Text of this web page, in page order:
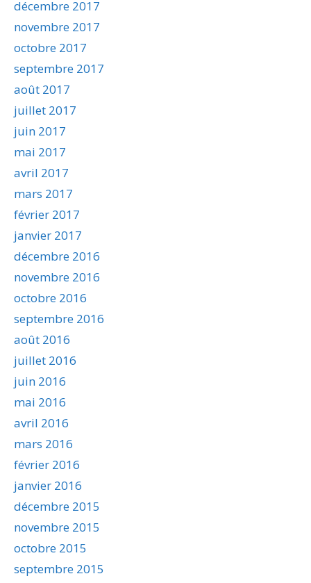
décembre 2017
novembre 2017
octobre 2017
septembre 2017
août 2017
juillet 2017
juin 2017
mai 2017
avril 2017
mars 2017
février 2017
janvier 2017
décembre 2016
novembre 2016
octobre 2016
septembre 2016
août 2016
juillet 2016
juin 2016
mai 2016
avril 2016
mars 2016
février 2016
janvier 2016
décembre 2015
novembre 2015
octobre 2015
septembre 2015